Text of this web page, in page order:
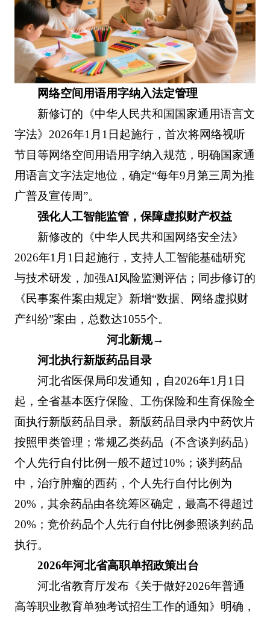
网络空间用语用字纳入法定管理
新修订的《中华人民共和国国家通用语言文
字法》2026年1月1日起施行，首次将网络视听
节目等网络空间用语用字纳入规范，明确国家通
用语言文字法定地位，确定“每年9月第三周为推
广普及宣传周”。
强化人工智能监管，保障虚拟财产权益
新修改的《中华人民共和国网络安全法》
2026年1月1日起施行，支持人工智能基础研究
与技术研发，加强AI风险监测评估；同步修订的
《民事案件案由规定》新增“数据、网络虚拟财
产纠纷”案由，总数达1055个。
河北新规→
河北执行新版药品目录
河北省医保局印发通知，自2026年1月1日
起，全省基本医疗保险、工伤保险和生育保险全
面执行新版药品目录。新版药品目录内中药饮片
按照甲类管理；常规乙类药品（不含谈判药品）
个人先行自付比例一般不超过10%；谈判药品
中，治疗肿瘤的西药，个人先行自付比例为
20%，其余药品由各统筹区确定，最高不得超过
20%；竞价药品个人先行自付比例参照谈判药品
执行。
2026年河北省高职单招政策出台
河北省教育厅发布《关于做好2026年普通
高等职业教育单独考试招生工作的通知》明确，